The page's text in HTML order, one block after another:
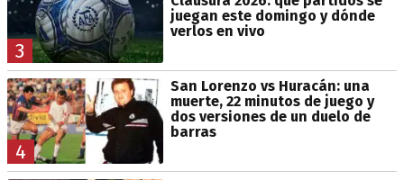
3
juegan este domingo y dónde
verlos en vivo
4
San Lorenzo vs Huracán: una
muerte, 22 minutos de juego y
dos versiones de un duelo de
barras